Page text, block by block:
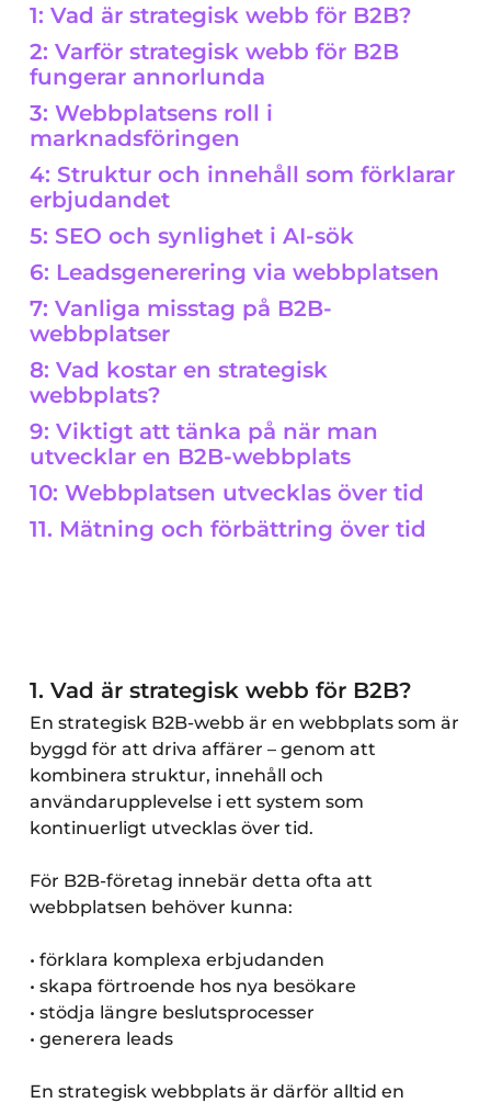
1: Vad är strategisk webb för B2B?
2: Varför strategisk webb för B2B
fungerar annorlunda
3: Webbplatsens roll i
marknadsföringen
4: Struktur och innehåll som förklarar
erbjudandet
5: SEO och synlighet i AI-sök
6: Leadsgenerering via webbplatsen
7: Vanliga misstag på B2B-
webbplatser
8: Vad kostar en strategisk
webbplats?
9: Viktigt att tänka på när man
utvecklar en B2B-webbplats
10: Webbplatsen utvecklas över tid
11. Mätning och förbättring över tid
1. Vad är strategisk webb för B2B?
En strategisk B2B-webb är en webbplats som är
byggd för att driva affärer – genom att
kombinera struktur, innehåll och
användarupplevelse i ett system som
kontinuerligt utvecklas över tid.
För B2B-företag innebär detta ofta att
webbplatsen behöver kunna:
• förklara komplexa erbjudanden
• skapa förtroende hos nya besökare
• stödja längre beslutsprocesser
• generera leads
En strategisk webbplats är därför alltid en